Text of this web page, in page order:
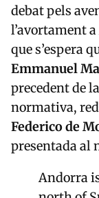
debat pels
l’avortament
que s’espera
Emmanuel
precedent de
normativa,
Federico de
presentada al
Andorra